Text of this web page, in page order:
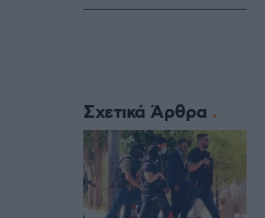
Σχετικά Άρθρα